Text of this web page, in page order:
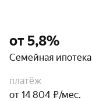
от 5,8%
Семейная ипотека
платёж
от 14 804 ₽/мес.